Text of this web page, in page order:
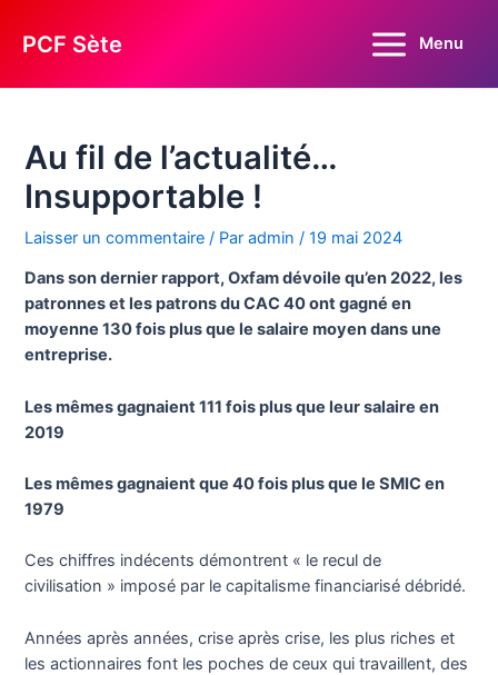
PCF Sète
Main
Menu
Au fil de l’actualité…
Insupportable !
Laisser un commentaire / Paradmin/19 mai 2024
Dans son dernier rapport, Oxfam dévoile qu’en 2022, les
patronnes et les patrons du CAC 40 ont gagné en
moyenne 130 fois plus que le salaire moyen dans une
entreprise.
Les mêmes gagnaient 111 fois plus que leur salaire en
2019
Les mêmes gagnaient que 40 fois plus que le SMIC en
1979
Ces chiffres indécents démontrent « le recul de
civilisation » imposé par le capitalisme financiarisé débridé.
Années après années, crise après crise, les plus riches et
les actionnaires font les poches de ceux qui travaillent, des